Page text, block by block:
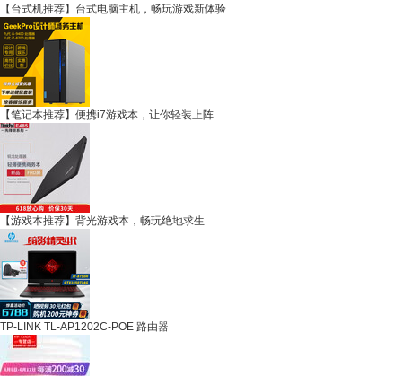
【台式机推荐】台式电脑主机，畅玩游戏新体验
【笔记本推荐】便携i7游戏本，让你轻装上阵
【游戏本推荐】背光游戏本，畅玩绝地求生
TP-LINK TL-AP1202C-POE 路由器